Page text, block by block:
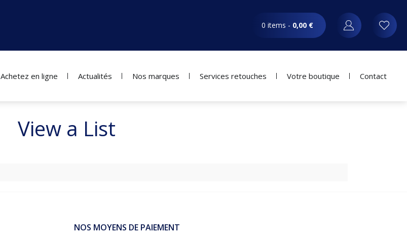
0 items - 0,00 €
Achetez en ligne Actualités Nos marques Services retouches Votre boutique Contact
View a List
NOS MOYENS DE PAIEMENT